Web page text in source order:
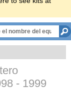
- 1999